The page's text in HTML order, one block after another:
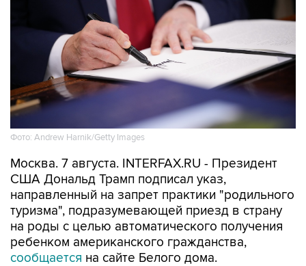
Фото: Andrew Harnik/Getty Images
Москва. 7 августа. INTERFAX.RU - Президент
направленный на запрет практики "родильного
туризма", подразумевающей приезд в страну
на роды с целью автоматического получения
ребенком американского гражданства,
сообщаетсяна сайте Белого дома.
"Сейчас люди строят вокруг этого бизнес,